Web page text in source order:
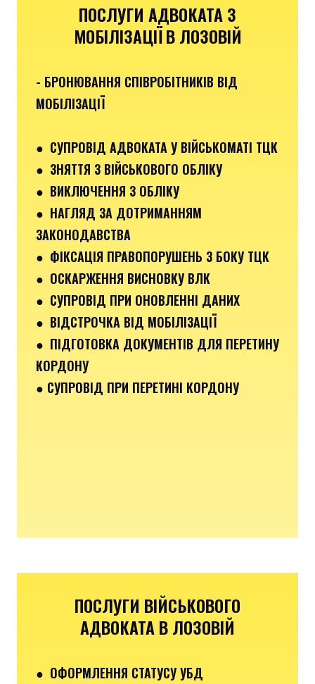
ПОСЛУГИ АДВОКАТА З
МОБІЛІЗАЦІЇ В ЛОЗОВІЙ
- БРОНЮВАННЯ СПІВРОБІТНИКІВ ВІД
МОБІЛІЗАЦІЇ
● СУПРОВІД АДВОКАТА У ВІЙСЬКОМАТІ ТЦК
● ЗНЯТТЯ З ВІЙСЬКОВОГО ОБЛІКУ
● ВИКЛЮЧЕННЯ З ОБЛІКУ
● НАГЛЯД ЗА ДОТРИМАННЯМ
ЗАКОНОДАВСТВА
● ФІКСАЦІЯ ПРАВОПОРУШЕНЬ З БОКУ ТЦК
● ОСКАРЖЕННЯ ВИСНОВКУ ВЛК
● СУПРОВІД ПРИ ОНОВЛЕННІ ДАНИХ
● ВІДСТРОЧКА ВІД МОБІЛІЗАЦІЇ
● ПІДГОТОВКА ДОКУМЕНТІВ ДЛЯ ПЕРЕТИНУ
КОРДОНУ
● СУПРОВІД ПРИ ПЕРЕТИНІ КОРДОНУ
ПОСЛУГИ ВІЙСЬКОВОГО
АДВОКАТА В ЛОЗОВІЙ
● ОФОРМЛЕННЯ СТАТУСУ УБД